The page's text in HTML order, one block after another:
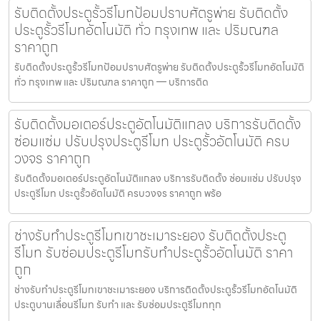
รับติดตั้งประตูรั้วรีโมทป้อมปราบศัตรูพ่าย รับติดตั้ง
ประตูรั้วรีโมทอัตโนมัติ ทั่ว กรุงเทพ และ ปริมณฑล
ราคาถูก
รับติดตั้งประตูรั้วรีโมทป้อมปราบศัตรูพ่าย รับติดตั้งประตูรั้วรีโมทอัตโนมัติ
ทั่ว กรุงเทพ และ ปริมณฑล ราคาถูก — บริการติด
รับติดตั้งมอเตอร์ประตูอัตโนมัติแกลง บริการรับติดตั้ง
ซ่อมแซ่ม ปรับปรุงประตูรีโมท ประตูรั้วอัตโนมัติ ครบ
วงจร ราคาถูก
รับติดตั้งมอเตอร์ประตูอัตโนมัติแกลง บริการรับติดตั้ง ซ่อมแซ่ม ปรับปรุง
ประตูรีโมท ประตูรั้วอัตโนมัติ ครบวงจร ราคาถูก พร้อ
ช่างรับทำประตูรีโมทเขาชะเมาระยอง รับติดตั้งประตู
รีโมท รับซ่อมประตูรีโมทรับทำประตูรั้วอัตโนมัติ ราคา
ถูก
ช่างรับทำประตูรีโมทเขาชะเมาระยอง บริการติดตั้งประตูรั้วรีโมทอัตโนมัติ
ประตูบานเลื่อนรีโมท รับทำ และ รับซ่อมประตูรีโมททุก